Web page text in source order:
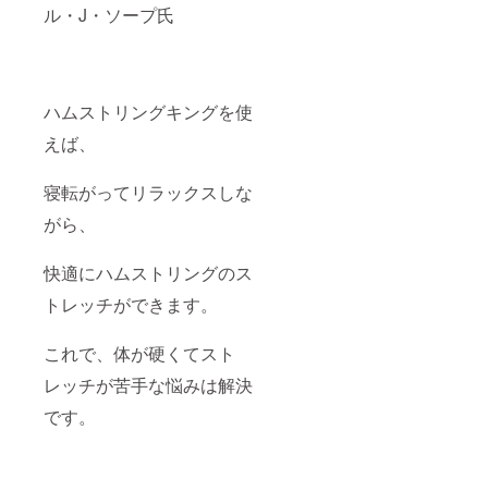
ル・J・ソープ氏
ハムストリングキングを使
えば、
寝転がってリラックスしな
がら、
快適にハムストリングのス
トレッチができます。
これで、体が硬くてスト
レッチが苦手な悩みは解決
です。